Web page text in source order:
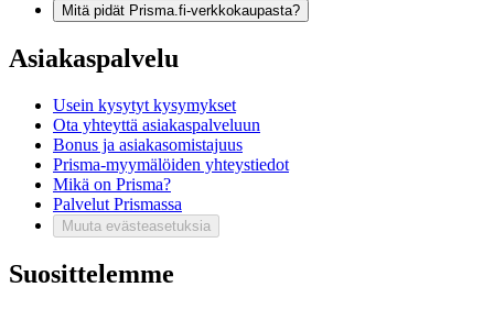
Mitä pidät Prisma.fi-verkkokaupasta?
Asiakaspalvelu
Usein kysytyt kysymykset
Ota yhteyttä asiakaspalveluun
Bonus ja asiakasomistajuus
Prisma-myymälöiden yhteystiedot
Mikä on Prisma?
Palvelut Prismassa
Muuta evästeasetuksia
Suosittelemme